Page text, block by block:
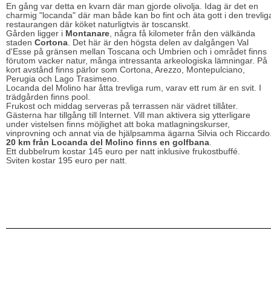
En gång var detta en kvarn där man gjorde olivolja. Idag är det en
charmig "locanda" där man både kan bo fint och äta gott i den
restaurangen där köket naturligtvis är toscanskt.
Gården ligger i Montanare , några få kilometer från den välkända
staden Cortona . Det här är den högsta delen av dalgången Val
d'Esse på gränsen mellan Toscana och Umbrien och i området finns
förutom vacker natur, många intressanta arkeologiska lämningar. På
kort avstånd finns pärlor som Cortona, Arezzo, Montepulciano,
Perugia och Lago Trasimeno.
Locanda del Molino har åtta trevliga rum, varav ett rum är en svit. I
trädgården finns pool.
Frukost och middag serveras på terrassen när vädret tillåter.
Gästerna har tillgång till Internet. Vill man aktivera sig ytterligare
under vistelsen finns möjlighet att boka matlagningskurser,
vinprovning och annat via de hjälpsamma ägarna Silvia och
20 km från Locanda del Molino finns en golfbana
Ett dubbelrum kostar 145 euro per natt inklusive frukostbuffé.
Sviten kostar 195 euro per natt.